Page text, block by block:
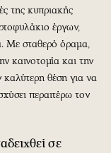
της κυπριακής
έργων,
Με σταθερό όραμα,
καινοτομία και την
καλύτερη θέση για να
περαιτέρω τον
σε